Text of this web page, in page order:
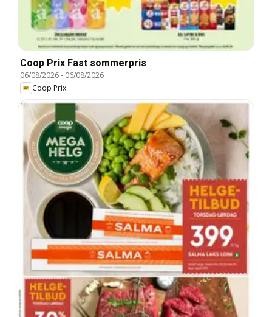
Coop Prix Fast sommerpris
06/08/2026- 06/08/2026
Coop Prix